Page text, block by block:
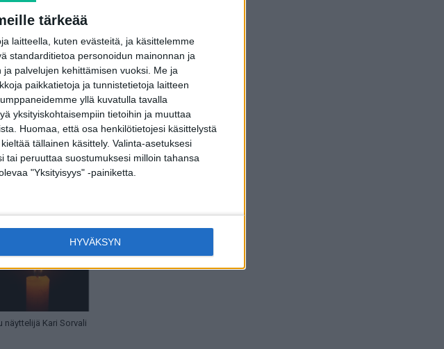
tärkeää
laitteella, kuten evästeitä, ja käsittelemme
standarditietoa personoidun mainonnan ja
palvelujen kehittämisen vuoksi. Me ja
paikkatietoja ja tunnistetietoja laitteen
yllä kuvatulla tavalla
yksityiskohtaisempiin tietoihin ja muuttaa
Huomaa, että osa henkilötietojesi käsittelystä
tällainen käsittely. Valinta-asetuksesi
tai peruuttaa suostumuksesi milloin tahansa
"Yksityisyys" -painiketta.
HYVÄKSYN
Seuraava artikkeli
neljän kohdan
koronalista
näyttelijä Kari Sorvali